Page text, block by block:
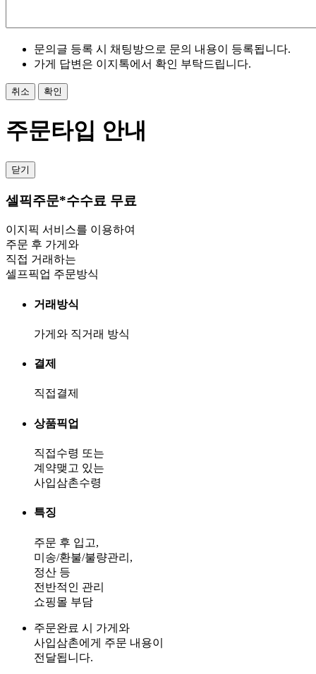
문의글 등록 시 채팅방으로 문의 내용이 등록됩니다.
가게 답변은 이지톡에서 확인 부탁드립니다.
취소 확인
주문타입 안내
닫기
셀픽주문*수수료 무료
이지픽 서비스를 이용하여
주문 후 가게와
직접 거래하는
셀프픽업 주문방식
거래방식
가게와 직거래 방식
결제
직접결제
상품픽업
직접수령 또는
계약맺고 있는
사입삼촌수령
특징
주문 후 입고,
미송/환불/불량관리,
정산 등
전반적인 관리
쇼핑몰 부담
주문완료 시 가게와
사입삼촌에게 주문 내용이
전달됩니다.